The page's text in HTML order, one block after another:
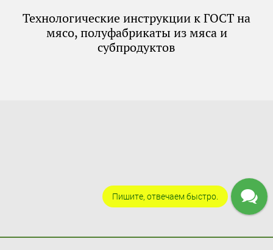
Технологические инструкции к ГОСТ на
мясо, полуфабрикаты из мяса и
субпродуктов
Пишите, отвечаем быстро.